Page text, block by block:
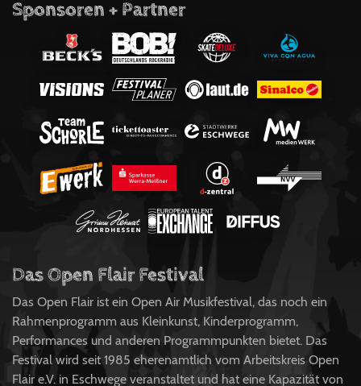
Sponsoren + Partner
Das Open Flair Festival
Das Open Flair ist ein Open Air Musikfestival, das noch ein
Rahmenprogramm aus Kleinkunst, Kinderprogramm,
Performances und anderen Programmpunkten bietet. Das
Festival wird seit 1985 eherenamtlich vom Arbeitskreis Open
Flair e.V. in Eschwege veranstaltet und hat eine Kapazität von